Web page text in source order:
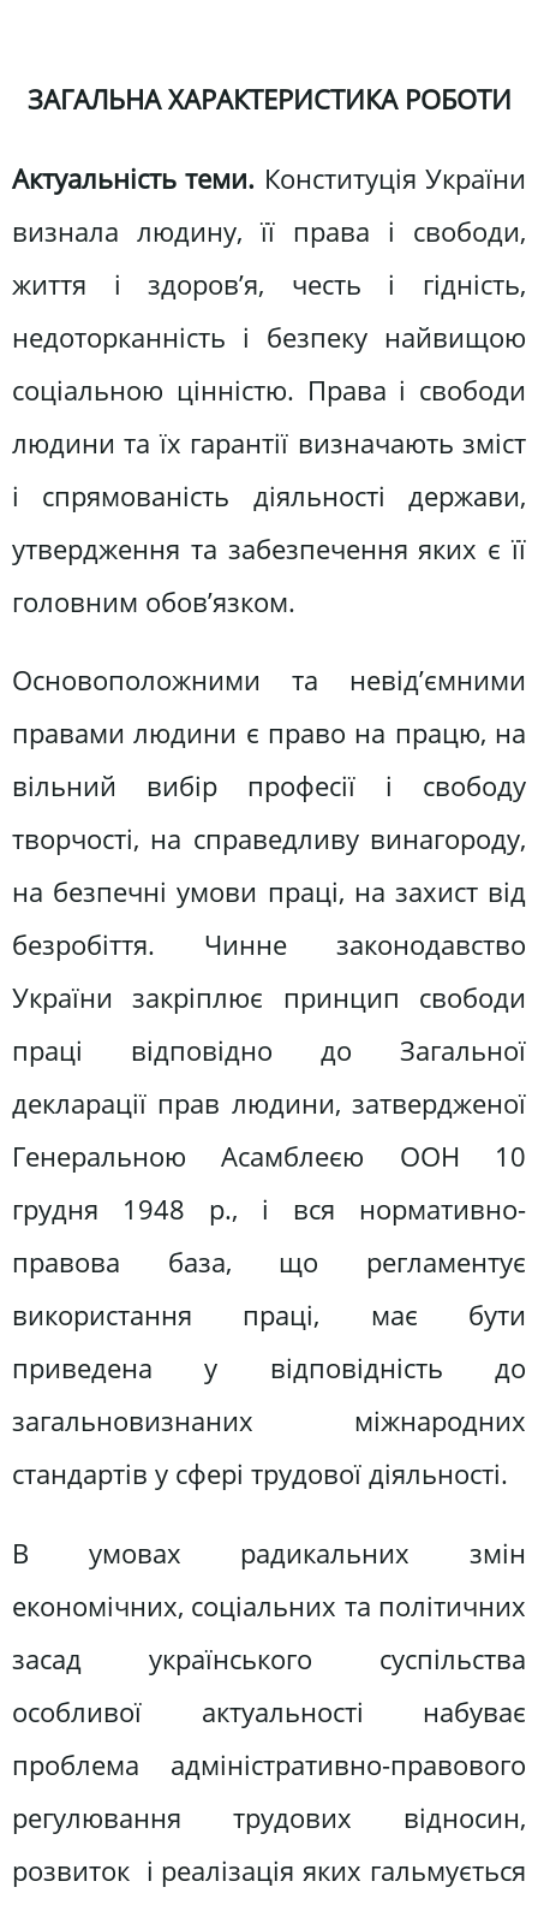
ЗАГАЛЬНА ХАРАКТЕРИСТИКА РОБОТИ
Актуальність теми. Конституція України
визнала людину, її права і свободи,
життя і здоров’я, честь і гідність,
недоторканність і безпеку найвищою
соціальною цінністю. Права і свободи
людини та їх гарантії визначають зміст
і спрямованість діяльності держави,
утвердження та забезпечення яких є її
головним обов’язком.
Основоположними та невід’ємними
правами людини є право на працю, на
вільний вибір професії і свободу
творчості, на справедливу винагороду,
на безпечні умови праці, на захист від
безробіття. Чинне законодавство
України закріплює принцип свободи
праці відповідно до Загальної
декларації прав людини, затвердженої
Генеральною Асамблеєю ООН 10
грудня 1948 р., і вся нормативно-
правова база, що регламентує
використання праці, має бути
приведена у відповідність до
загальновизнаних міжнародних
стандартів у сфері трудової діяльності.
В умовах радикальних змін
економічних, соціальних та політичних
засад українського суспільства
особливої актуальності набуває
проблема адміністративно-правового
регулювання трудових відносин,
розвиток і реалізація яких гальмується